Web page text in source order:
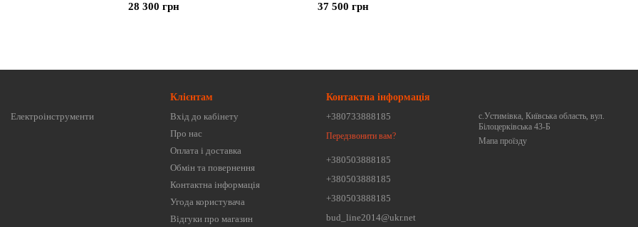
28 300 грн
37 500 грн
Електроінструменти
Клієнтам
Вхід до кабінету
Про нас
Оплата і доставка
Обмін та повернення
Контактна інформація
Угода користувача
Відгуки про магазин
Контактна інформація
+380733888185
Передзвонити вам?
+380503888185
+380503888185
+380503888185
bud_line2014@ukr.net
с.Устимівка, Київська область, вул.
Білоцерківська 43-Б
Мапа проїзду